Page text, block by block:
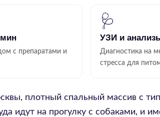
с препаратами и
🩺
УЗИ и
Диагностика на
стресса для
плотный спальный массив с
идут на прогулку с собаками, и